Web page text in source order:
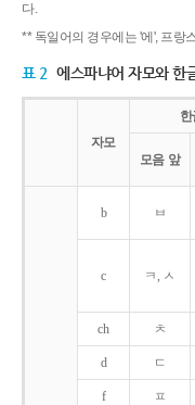
다.
** 독일어의 경우에는 '에', 프랑
표 2 에스파냐어 자모와 한
자모
모음 앞
b ㅂ
c ㅋ, ㅅ
ch ㅊ
d ㄷ
f ㅍ